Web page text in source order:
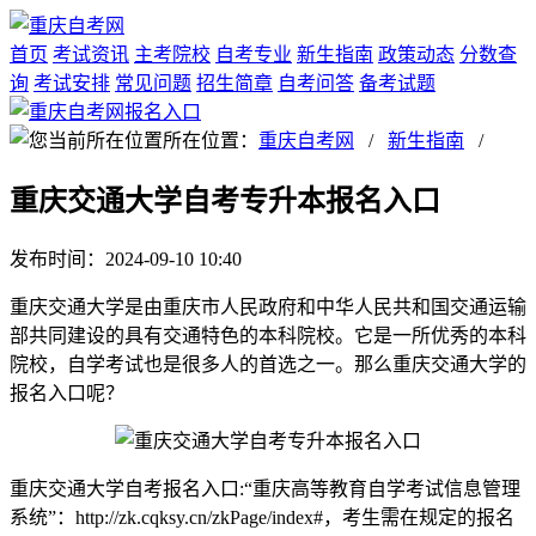
首页 考试资讯 主考院校 自考专业 新生指南 政策动态 分数查
询 考试安排 常见问题 招生简章 自考问答 备考试题
所在位置： 重庆自考网 / 新生指南 /
重庆交通大学自考专升本报名入口
发布时间：2024-09-10 10:40
重庆交通大学是由重庆市人民政府和中华人民共和国交通运输
部共同建设的具有交通特色的本科院校。它是一所优秀的本科
院校，自学考试也是很多人的首选之一。那么重庆交通大学的
报名入口呢？
重庆交通大学自考报名入口:“重庆高等教育自学考试信息管理
系统”：http://zk.cqksy.cn/zkPage/index#，考生需在规定的报名